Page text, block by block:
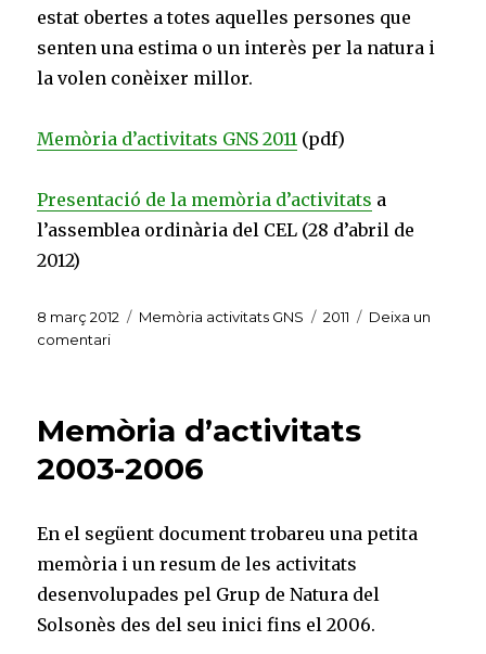
estat obertes a totes aquelles persones que
senten una estima o un interès per la natura i
la volen conèixer millor.
Memòria d’activitats GNS 2011 (pdf)
Presentació de la memòria d’activitats a
l’assemblea ordinària del CEL (28 d’abril de
2012)
Publicat
el
8 març 2012 Categories
Memòria activitats GNS Etiquetes
2011
Deixa un
comentaria
Memòria d’activitats
2003-2006
En el següent document trobareu una petita
memòria i un resum de les activitats
desenvolupades pel Grup de Natura del
Solsonès des del seu inici fins el 2006.